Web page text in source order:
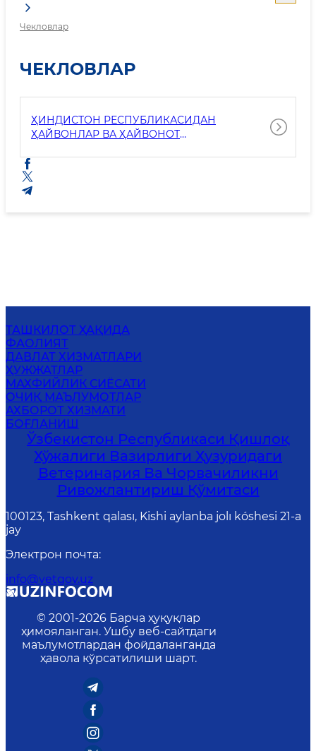
Чекловлар
ЧЕКЛОВЛАР
ҲИНДИСТОН РЕСПУБЛИКАСИДАН
ҲАЙВОНЛАР ВА ҲАЙВОНОТ
ТАШКИЛОТ ҲАҚИДА
ФАОЛИЯТ
ДАВЛАТ ХИЗМАТЛАРИ
ҲУЖЖАТЛАР
МАХФИЙЛИК СИЁСАТИ
ОЧИҚ МАЪЛУМОТЛАР
АХБОРОТ ХИЗМАТИ
БОҒЛАНИШ
Ўзбекистон Республикаси Қишлоқ
Хўжалиги Вазирлиги Ҳузуридаги
Ветеринария Ва Чорвачиликни
Ривожлантириш Қўмитаси
100123, Tashkent qalası, Kishi aylanba jolı kóshesi 21-a
jay
Электрон почта:
info@vetgov.uz
© 2001-2026 Барча ҳуқуқлар
ҳимояланган. Ушбу веб-сайтдаги
маълумотлардан фойдаланганда
ҳавола кўрсатилиши шарт.